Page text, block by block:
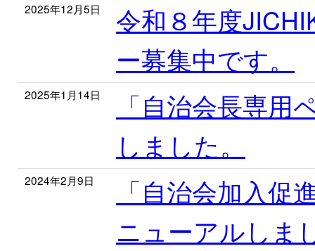
2025年12月5日
令和８年度
ー募集中です。
2025年1月14日
「自治会長専用
しました。
2024年2月9日
「自治会加入促
ニューアルしま